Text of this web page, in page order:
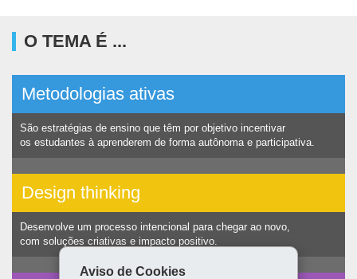
O TEMA É ...
Metodologias ativas
São estratégias de ensino que têm por objetivo incentivar
os estudantes à aprenderem de forma autônoma e participativa.
Design thinking
Desenvolve um processo intencional para chegar ao novo,
com soluções criativas e impacto positivo.
Aviso de Cookies